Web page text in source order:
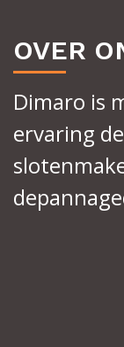
OVER
Dimaro is
ervaring